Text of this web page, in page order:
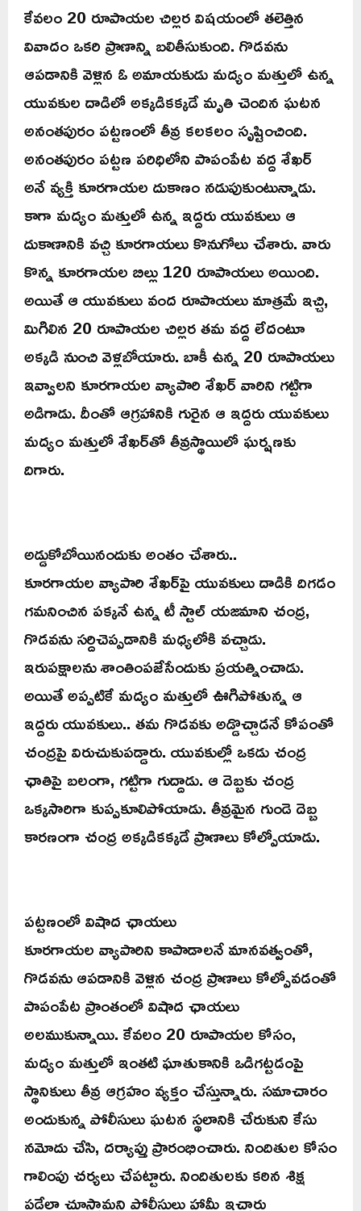
కేవలం 20 రూపాయల చిల్లర విషయంలో తలెత్తిన
వివాదం ఒకరి ప్రాణాన్ని బలితీసుకుంది. గొడవను
ఆపడానికి వెళ్లిన ఓ అమాయకుడు మద్యం మత్తులో ఉన్న
యువకుల దాడిలో అక్కడికక్కడే మృతి చెందిన ఘటన
అనంతపురం పట్టణంలో తీవ్ర కలకలం సృష్టించింది.
అనంతపురం పట్టణ పరిధిలోని పాపంపేట వద్ద శేఖర్
అనే వ్యక్తి కూరగాయల దుకాణం నడుపుకుంటున్నాడు.
కాగా మద్యం మత్తులో ఉన్న ఇద్దరు యువకులు ఆ
దుకాణానికి వచ్చి కూరగాయలు కొనుగోలు చేశారు. వారు
కొన్న కూరగాయల బిల్లు 120 రూపాయలు అయింది.
అయితే ఆ యువకులు వంద రూపాయలు మాత్రమే ఇచ్చి,
మిగిలిన 20 రూపాయల చిల్లర తమ వద్ద లేదంటూ
అక్కడి నుంచి వెళ్లబోయారు. బాకీ ఉన్న 20 రూపాయలు
ఇవ్వాలని కూరగాయల వ్యాపారి శేఖర్ వారిని గట్టిగా
అడిగాడు. దీంతో ఆగ్రహానికి గురైన ఆ ఇద్దరు యువకులు
మద్యం మత్తులో శేఖర్‌తో తీవ్రస్థాయిలో ఘర్షణకు
దిగారు.
అడ్డుకోబోయినందుకు అంతం చేశారు..
కూరగాయల వ్యాపారి శేఖర్‌పై యువకులు దాడికి దిగడం
గమనించిన పక్కనే ఉన్న టీ స్టాల్ యజమాని చంద్ర,
గొడవను సర్దిచెప్పడానికి మధ్యలోకి వచ్చాడు.
ఇరుపక్షాలను శాంతింపజేసేందుకు ప్రయత్నించాడు.
అయితే అప్పటికే మద్యం మత్తులో ఊగిపోతున్న ఆ
ఇద్దరు యువకులు.. తమ గొడవకు అడ్డొచ్చాడనే కోపంతో
చంద్రపై విరుచుకుపడ్డారు. యువకుల్లో ఒకడు చంద్ర
ఛాతిపై బలంగా, గట్టిగా గుద్దాడు. ఆ దెబ్బకు చంద్ర
ఒక్కసారిగా కుప్పకూలిపోయాడు. తీవ్రమైన గుండె దెబ్బ
కారణంగా చంద్ర అక్కడికక్కడే ప్రాణాలు కోల్పోయాడు.
పట్టణంలో విషాద ఛాయలు
కూరగాయల వ్యాపారిని కాపాడాలనే మానవత్వంతో,
గొడవను ఆపడానికి వెళ్లిన చంద్ర ప్రాణాలు కోల్పోవడంతో
పాపంపేట ప్రాంతంలో విషాద ఛాయలు
అలముకున్నాయి. కేవలం 20 రూపాయల కోసం,
మద్యం మత్తులో ఇంతటి ఘాతుకానికి ఒడిగట్టడంపై
స్థానికులు తీవ్ర ఆగ్రహం వ్యక్తం చేస్తున్నారు. సమాచారం
అందుకున్న పోలీసులు ఘటన స్థలానికి చేరుకుని కేసు
నమోదు చేసి, దర్యాప్తు ప్రారంభించారు. నిందితుల కోసం
గాలింపు చర్యలు చేపట్టారు. నిందితులకు కఠిన శిక్ష
పడేలా చూస్తామని పోలీసులు హామీ ఇచ్చారు